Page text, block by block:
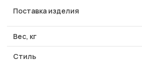
Поставка изделия
Вес, кг
Стиль